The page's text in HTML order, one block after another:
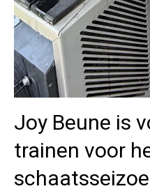
Joy Beune is
trainen voor